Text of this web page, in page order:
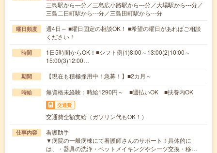
三島駅から---分／三島広小路駅から---分／大場駅から---分／
三島二日町駅から---分／三島田町駅から---分
曜日頻度
週4日～ ■曜日固定の相談OK！ ■希望の曜日があればご相談
ください！
時間
1日5時間からOK！■シフト例(1)8:00～13:00(2)10:00～
15:00(3)12:00…
期間 【現在も積極採用中！急募！】■2カ月～
時給 無資格未経験：時給1290円～ ■週払いOK ■扶養内OK
交通費
交通費全額支給（ガソリン代もOK！）
仕事内容
看護助手
▼病院の一般病棟にて看護師さんのサポート！具体的に
は、・器具の洗浄・ベットメイキングやシーツ交換・移…